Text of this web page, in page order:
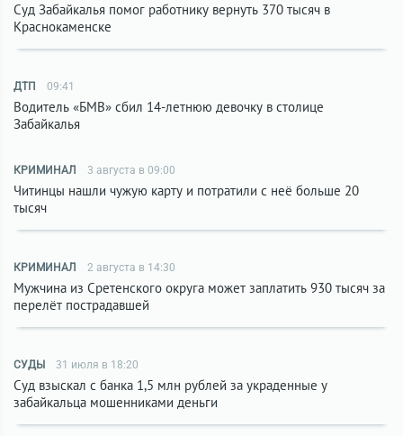
Суд Забайкалья помог работнику вернуть 370 тысяч в
Краснокаменске
ДТП 09:41
Водитель «БМВ» сбил 14-летнюю девочку в столице
Забайкалья
КРИМИНАЛ 3 августа в 09:00
Читинцы нашли чужую карту и потратили с неё больше 20
тысяч
КРИМИНАЛ 2 августа в 14:30
Мужчина из Сретенского округа может заплатить 930 тысяч за
перелёт пострадавшей
СУДЫ 31 июля в 18:20
Суд взыскал с банка 1,5 млн рублей за украденные у
забайкальца мошенниками деньги